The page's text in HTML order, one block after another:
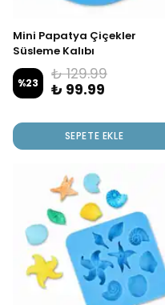
Mini Papatya Çiçekler
Süsleme Kalıbı
%23
₺ 129.99
₺ 99.99
SEPETE EKLE